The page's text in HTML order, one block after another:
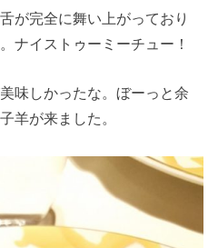
が完全に舞い上がっており
ナイストゥーミーチュー！
味しかったな。ぼーっと余
羊が来ました。